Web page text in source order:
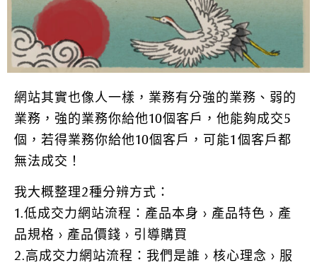
網站其實也像人一樣，業務有分強的業務、弱的
業務，強的業務你給他10個客戶，他能夠成交5
個，若得業務你給他10個客戶，可能1個客戶都
無法成交！
我大概整理2種分辨方式：
1.低成交力網站流程：產品本身 > 產品特色 > 產
品規格 > 產品價錢 > 引導購買
2.高成交力網站流程：我們是誰 > 核心理念 > 服